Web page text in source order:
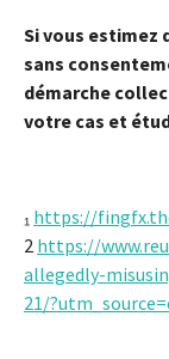
Si vous estimez
sans
démarche
votre cas et
₁ https://
2 https://
allegedly-
21/